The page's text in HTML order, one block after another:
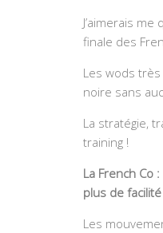
J’aimerais
finale des
Les wods
noire sans
La stratégie,
training !
La French Co
plus de facilité
Les